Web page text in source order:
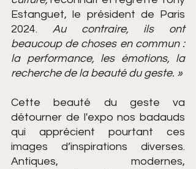
Estanguet, le président de Paris
2024. Au contraire, ils ont
beaucoup de choses en commun :
la performance, les émotions, la
recherche de la beauté du geste. »
Cette beauté du geste va
détourner de l'expo nos badauds
qui apprécient pourtant ces
images d’inspirations diverses.
Antiques, modernes,